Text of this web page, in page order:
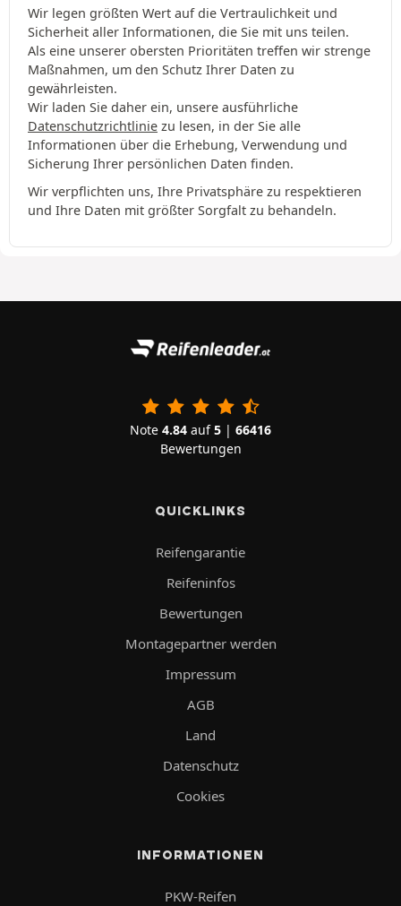
Wir legen größten Wert auf die Vertraulichkeit und
Sicherheit aller Informationen, die Sie mit uns teilen.
Als eine unserer obersten Prioritäten treffen wir strenge
Maßnahmen, um den Schutz Ihrer Daten zu
gewährleisten.
Wir laden Sie daher ein, unsere ausführliche
Datenschutzrichtlinie zu lesen, in der Sie alle
Informationen über die Erhebung, Verwendung und
Sicherung Ihrer persönlichen Daten finden.
Wir verpflichten uns, Ihre Privatsphäre zu respektieren
und Ihre Daten mit größter Sorgfalt zu behandeln.
Note 4.84 auf5 | 66416
Bewertungen
QUICKLINKS
Reifengarantie
Reifeninfos
Bewertungen
Montagepartner werden
Impressum
AGB
Land
Datenschutz
Cookies
INFORMATIONEN
PKW-Reifen